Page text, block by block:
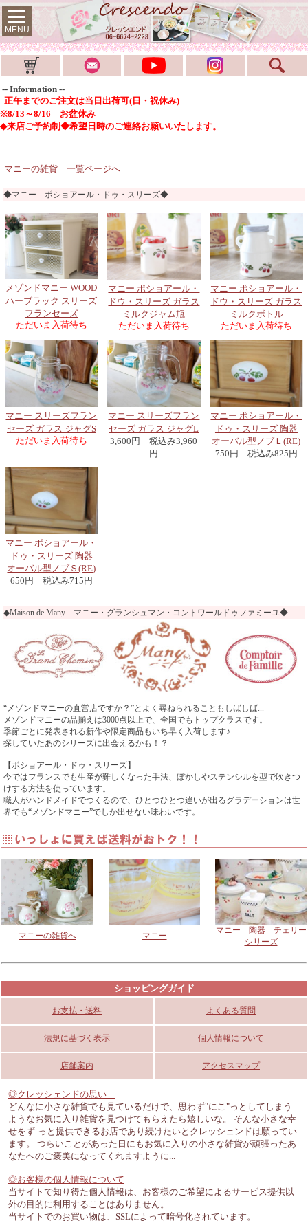
MENU
-- Information --
正午までのご注文は当日出荷可(日・祝休み)
※8/13～8/16 お盆休み
◆来店ご予約制◆希望日時のご連絡お願いいたします。
マニーの雑貨 一覧ページへ
◆マニー ポショアール・ドゥ・スリーズ◆
メゾンドマニー WOOD
ハーブラック スリーズ
フランセーズ
ただいま入荷待ち
マニー ポショアール・
ドウ・スリーズ ガラス
ミルクジャム瓶
ただいま入荷待ち
マニー ポショアール・
ドウ・スリーズ ガラス
ミルクボトル
ただいま入荷待ち
マニー スリーズフラン
セーズ ガラス ジャグS
ただいま入荷待ち
マニー スリーズフラン
セーズ ガラス ジャグL
3,600円 税込み3,960
円
マニー ポショアール・
ドゥ・スリーズ 陶器
オーバル型ノブＬ(RE)
750円 税込み825円
マニー ポショアール・
ドゥ・スリーズ 陶器
オーバル型ノブＳ(RE)
650円 税込み715円
◆Maison de Many マニー・グランシュマン・コントワールドゥファミーユ◆
“メゾンドマニーの直営店ですか？”とよく尋ねられることもしばしば...
メゾンドマニーの品揃えは3000点以上で、全国でもトップクラスです。
季節ごとに発表される新作や限定商品もいち早く入荷します♪
探していたあのシリーズに出会えるかも！？
【ポショアール・ドゥ・スリーズ】
今ではフランスでも生産が難しくなった手法、ぼかしやステンシルを型で吹きつ
けする方法を使っています。
職人がハンドメイドでつくるので、ひとつひとつ違いが出るグラデーションは世
界でも“メゾンドマニー”でしか出せない味わいです。
マニーの雑貨へ マニー
マニー 陶器 チェリー
シリーズ
ショッピングガイド
お支払・送料 よくある質問
法規に基づく表示 個人情報について
店舗案内 アクセスマップ
◎クレッシェンドの思い…
どんなに小さな雑貨でも見ているだけで、思わず"にこ"っとしてしまう
ようなお気に入り雑貨を見つけてもらえたら嬉しいな。 そんな小さな幸
せをず-っと提供できるお店であり続けたいとクレッシェンドは願ってい
ます。 つらいことがあった日にもお気に入りの小さな雑貨が頑張ったあ
なたへのご褒美になってくれますように...
◎お客様の個人情報について
当サイトで知り得た個人情報は、お客様のご希望によるサービス提供以
外の目的に利用することはありません。
当サイトでのお買い物は、SSLによって暗号化されています。